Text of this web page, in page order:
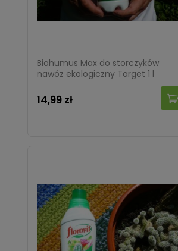
Biohumus Max do storczyków
nawóz ekologiczny Target 1 l
14,99 zł